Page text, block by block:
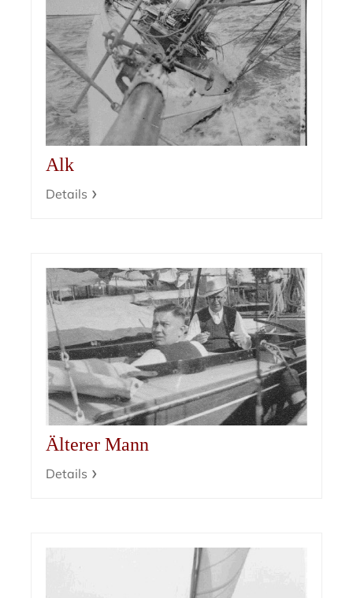
Alk
Details
Älterer Mann
Details